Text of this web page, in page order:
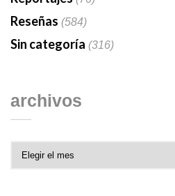
Reseñas (584)
Sin categoría (316)
archivos